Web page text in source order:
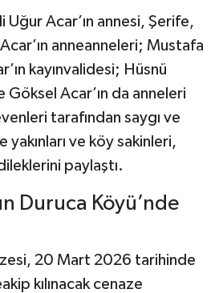
Acar’ın annesi, Şerife,
anneanneleri; Mustafa
kayınvalidesi; Hüsnü
Acar’ın da anneleri
tarafından saygı ve
yakınları ve köy sakinleri,
paylaştı.
Duruca Köyü’nde
20 Mart 2026 tarihinde
kılınacak cenaze